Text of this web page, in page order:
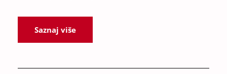
Saznaj više